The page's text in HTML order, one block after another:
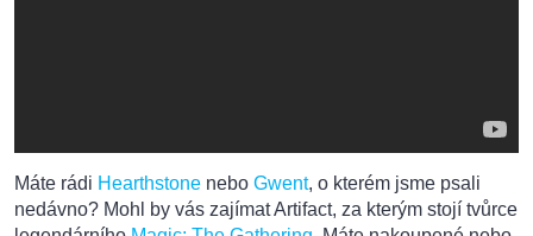
Máte rádi Hearthstone nebo Gwent, o kterém jsme psali
nedávno? Mohl by vás zajímat Artifact, za kterým stojí tvůrce